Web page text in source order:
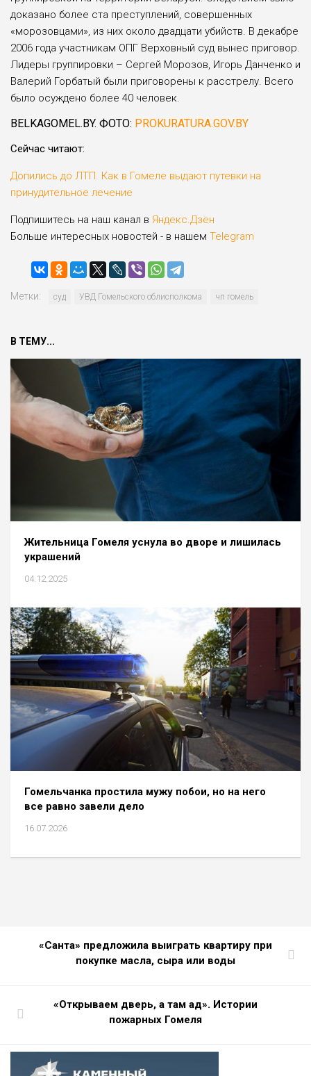
доказано более ста преступлений, совершенных
«морозовцами», из них около двадцати убийств. В декабре
2006 года участникам ОПГ Верховный суд вынес приговор.
Лидеры группировки – Сергей Морозов, Игорь Данченко и
Валерий Горбатый были приговорены к расстрелу. Всего
было осуждено более 40 человек.
BELKAGOMEL.BY. ФОТО: PROKURATURA.GOV.BY
Сейчас читают:
Допились до ЛТП. Как в Гомеле выдают путевки на
принудительное лечение
Подпишитесь на наш канал в Яндекс.Дзен
Больше интересных новостей - в нашем Telegram
Метки: суд УВД Гомельского облисполкома чп гомель
В ТЕМУ...
Жительница Гомеля уснула во дворе и лишилась
украшений
04.12.2025
Гомельчанка простила мужу побои, но на него
все равно завели дело
16.07.2026
«Санта» предложила выиграть квартиру при
покупке масла, сыра или воды
«Открываем дверь, а там ад». Истории
пожарных Гомеля